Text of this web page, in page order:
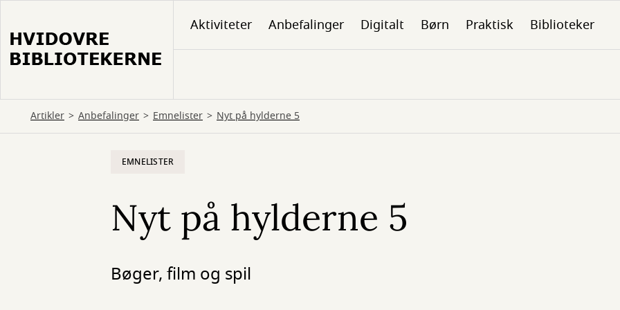
hovedindhold
Aktiviteter Anbefalinger Digitalt Børn Praktisk Biblioteker
Artikler Anbefalinger Emnelister Nyt på hylderne 5
EMNELISTER
Nyt på hylderne 5
Bøger, film og spil